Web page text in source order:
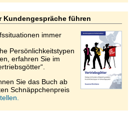
Kundengespräche führen
immer
Persönlichkeitstypen
erfahren Sie im
Sie das Buch ab
Schnäppchenpreis